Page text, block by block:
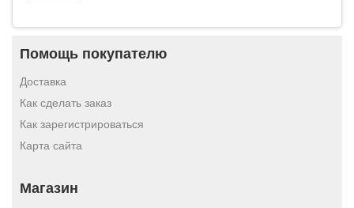
Помощь покупателю
Доставка
Как сделать заказ
Как зарегистрироваться
Карта сайта
Магазин